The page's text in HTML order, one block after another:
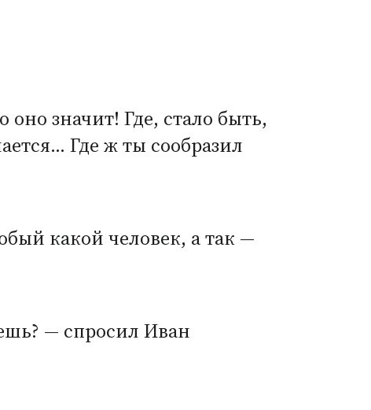
значит! Где, стало быть,
Где ж ты сообразил
какой человек, а так —
— спросил Иван